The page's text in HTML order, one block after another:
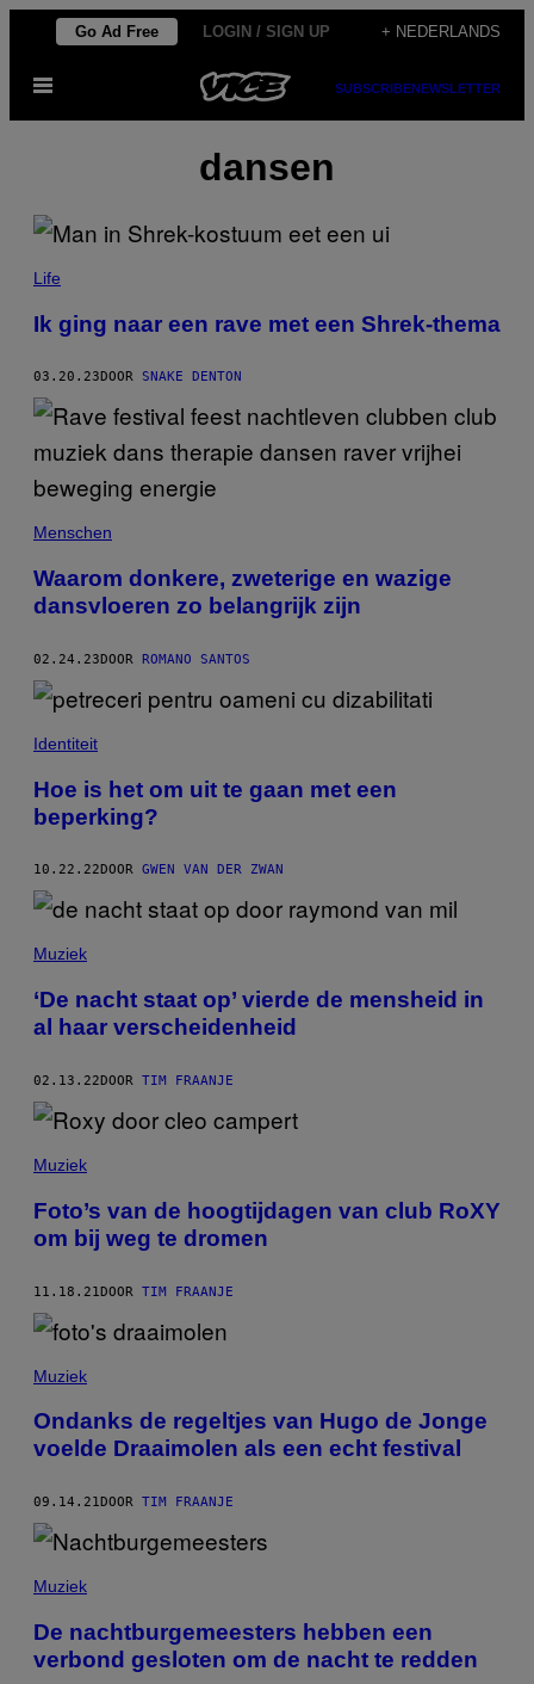
de
Go Ad Free LOGIN / SIGN UP + NEDERLANDS
Open
SUBSCRIBENEWSLETTER
dansen
Life
Ik ging naar een rave met een Shrek-thema
03.20.23 DOOR SNAKE DENTON
Menschen
Waarom donkere, zweterige en wazige
dansvloeren zo belangrijk zijn
02.24.23DOOR ROMANO SANTOS
Identiteit
Hoe is het om uit te gaan met een
beperking?
10.22.22 DOOR GWEN VAN DER ZWAN
Muziek
‘De nacht staat op’ vierde de mensheid in
al haar verscheidenheid
02.13.22DOOR TIM FRAANJE
Muziek
Foto’s van de hoogtijdagen van club RoXY
om bij weg te dromen
11.18.21DOOR TIM FRAANJE
Muziek
Ondanks de regeltjes van Hugo de Jonge
voelde Draaimolen als een echt festival
09.14.21 DOOR TIM FRAANJE
Muziek
De nachtburgemeesters hebben een
verbond gesloten om de nacht te redden